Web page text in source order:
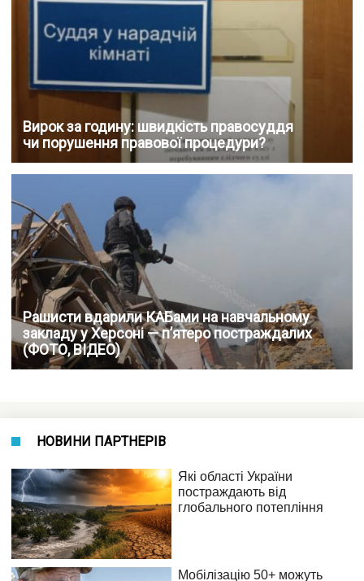
Вирок за годину: швидкість правосуддя
чи порушення правової процедури?
Рашисти вдарили КАБами на навчальному
закладу у Херсоні — п’ятеро постраждалих
(ФОТО, ВІДЕО)
НОВИНИ ПАРТНЕРІВ